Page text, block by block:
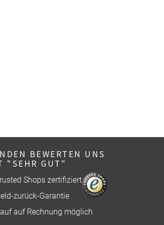
BEWERTEN UNS
"SEHR GUT"
Shops zertifiziert
zurück-Garantie
auf Rechnung möglich